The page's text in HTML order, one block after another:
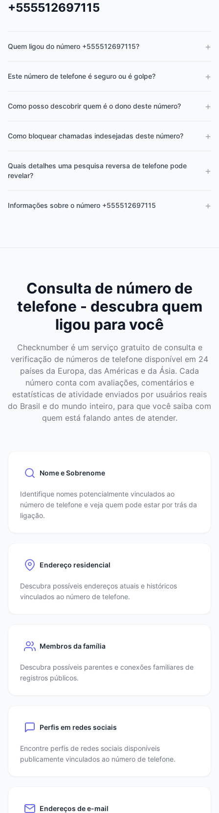
+555512697115
Quem ligou do número +555512697115? +
Este número de telefone é seguro ou é golpe? +
Como posso descobrir quem é o dono deste número? +
Como bloquear chamadas indesejadas deste número? +
Quais detalhes uma pesquisa reversa de telefone pode
revelar?
+
Informações sobre o número +555512697115 +
Consulta de número de
telefone - descubra quem
ligou para você
Checknumber é um serviço gratuito de consulta e
verificação de números de telefone disponível em 24
países da Europa, das Américas e da Ásia. Cada
número conta com avaliações, comentários e
estatísticas de atividade enviados por usuários reais
do Brasil e do mundo inteiro, para que você saiba com
quem está falando antes de atender.
Nome e Sobrenome
Identifique nomes potencialmente vinculados ao
número de telefone e veja quem pode estar por trás da
ligação.
Endereço residencial
Descubra possíveis endereços atuais e históricos
vinculados ao número de telefone.
Membros da família
Descubra possíveis parentes e conexões familiares de
registros públicos.
Perfis em redes sociais
Encontre perfis de redes sociais disponíveis
publicamente vinculados ao número de telefone.
Endereços de e-mail